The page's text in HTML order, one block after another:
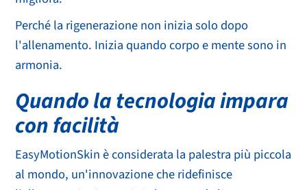
Perché la rigenerazione non inizia solo dopo
l'allenamento. Inizia quando corpo e mente sono in
armonia.
Quando la tecnologia impara
con facilità
EasyMotionSkin è considerata la palestra più piccola
al mondo, un'innovazione che ridefinisce